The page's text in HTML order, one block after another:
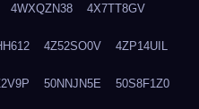
4WXQZN38 4X7TT8GV
4Z52SO0V 4ZP14UIL
50NNJN5E 50S8F1Z0